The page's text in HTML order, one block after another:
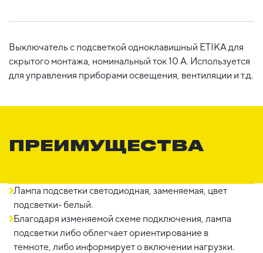
Выключатель с подсветкой одноклавишный ETIKA для
скрытого монтажа, номинальный ток 10 А. Используется
для управления приборами освещения, вентиляции и т.д.
ПРЕИМУЩЕСТВА
Лампа подсветки светодиодная, заменяемая, цвет
подсветки- белый.
Благодаря изменяемой схеме подключения, лампа
подсветки либо облегчает ориентирование в
темноте, либо информирует о включении нагрузки.